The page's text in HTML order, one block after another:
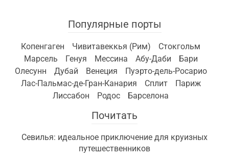
Популярные порты
Копенгаген Чивитавеккья (Рим)
Стокгольм
Марсель
Генуя Мессина Абу-Даби
Бари
Олесунн
Дубай Венеция
Пуэрто-дель-Росарио
Лас-Пальмас-де-Гран-Канария
Сплит
Париж
Лиссабон
Родос Барселона
Почитать
Севилья: идеальное приключение для круизных
путешественников